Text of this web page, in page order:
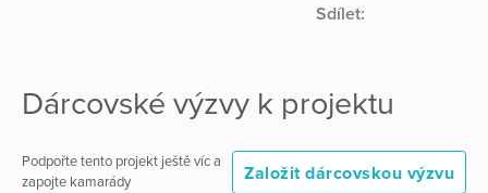
Sdílet:
Dárcovské výzvy k projektu
Podpořte tento projekt ještě víc a
zapojte kamarády
Založit dárcovskou výzvu